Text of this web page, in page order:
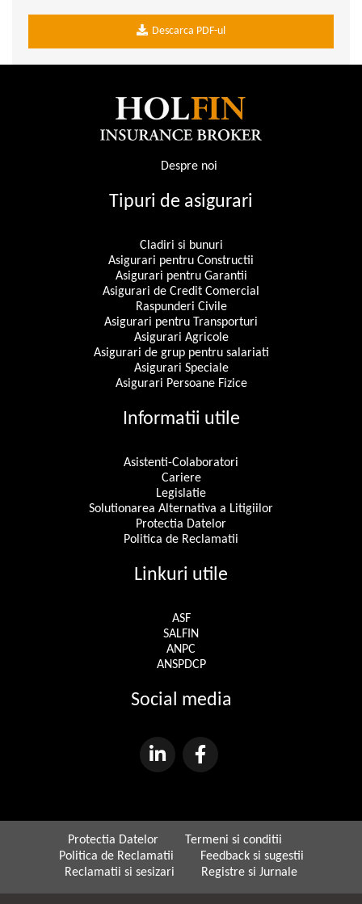
Descarca PDF-ul
Despre noi
Tipuri de asigurari
Cladiri si bunuri
Asigurari pentru Constructii
Asigurari pentru Garantii
Asigurari de Credit Comercial
Raspunderi Civile
Asigurari pentru Transporturi
Asigurari Agricole
Asigurari de grup pentru salariati
Asigurari Speciale
Asigurari Persoane Fizice
Informatii utile
Asistenti-Colaboratori
Cariere
Legislatie
Solutionarea Alternativa a Litigiilor
Protectia Datelor
Politica de Reclamatii
Linkuri utile
ASF
SALFIN
ANPC
ANSPDCP
Social media
Protectia Datelor
Termeni si conditii
Politica de Reclamatii
Feedback si sugestii
Reclamatii si sesizari
Registre si Jurnale